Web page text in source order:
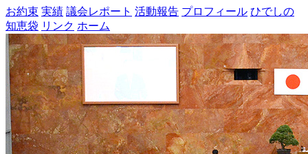
お約束 実績 議会レポート 活動報告 プロフィール ひでしの
知恵袋 リンク ホーム